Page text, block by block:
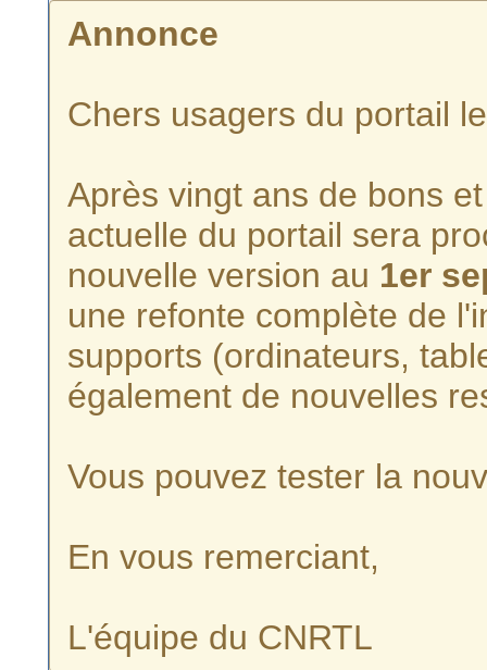
Annonce
Chers usagers du portail
Après vingt ans de bons
actuelle du portail sera
nouvelle version au 1er
une refonte complète de
supports (ordinateurs,
également de nouvelles
Vous pouvez tester la
En vous remerciant,
L'équipe du CNRTL